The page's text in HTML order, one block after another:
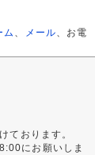
ム メール 、お電
ております。
にお願いしま